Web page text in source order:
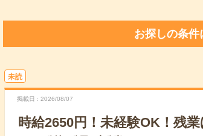
お探しの条
未読
掲載日 2026/08/07
時給2650円！未経験OK！残